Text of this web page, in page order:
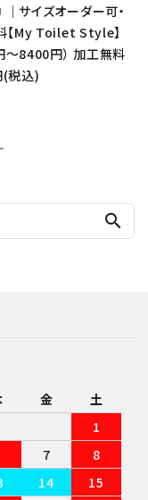
サイズオーダー可・
【My Toilet Style】
～8400円） 加工無料
税込)
search
金
土
1
7
8
14
15